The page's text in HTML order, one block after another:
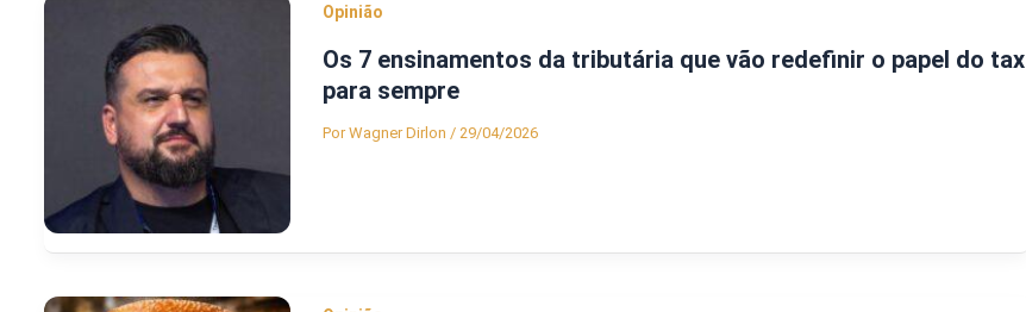
Opinião
Os 7 ensinamentos da tributária que vão redefinir o papel do tax
para sempre
PorWagner Dirlon / 29/04/2026